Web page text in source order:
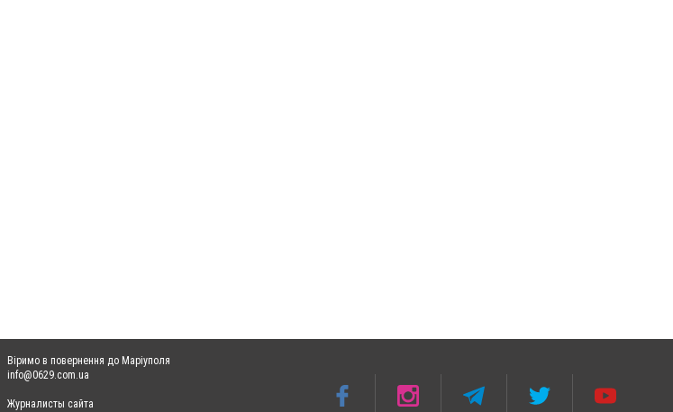
Віримо в повернення до Маріуполя
info@0629.com.ua
Журналисты сайта